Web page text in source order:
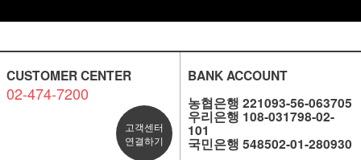
CUSTOMER CENTER
02-474-7200
고객센터
연결하기
BANK ACCOUNT
농협은행 221093-56-063705
우리은행 108-031798-02-
101
국민은행 548502-01-280930